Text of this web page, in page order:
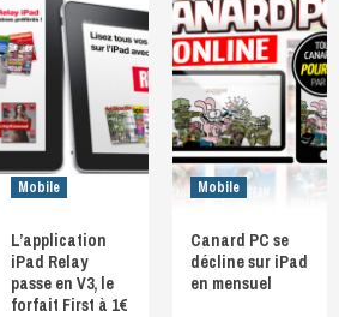
Mobile
L’application
iPad Relay
passe en V3, le
forfait First à 1€
Mobile
Canard PC se
décline sur iPad
en mensuel